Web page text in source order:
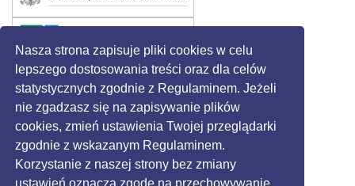
Nasza strona zapisuje pliki cookies w celu
lepszego dostosowania treści oraz dla celów
statystycznych zgodnie z Regulaminem. Jeżeli
nie zgadzasz się na zapisywanie plików
cookies, zmień ustawienia Twojej przeglądarki
zgodnie z wskazanym Regulaminem.
Korzystanie z naszej strony bez zmiany
ustawień oznacza zgodę na przechowywanie